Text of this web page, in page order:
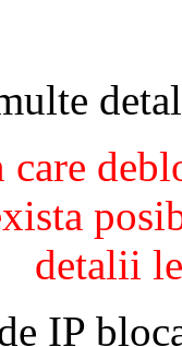
care
detalii
IP